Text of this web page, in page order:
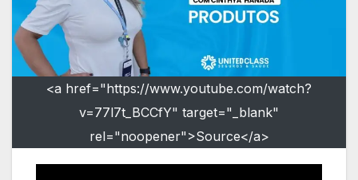
<a href="https://www.youtube.com/watch?
v=77l7t_BCCfY" target="_blank"
rel="noopener">Source</a>